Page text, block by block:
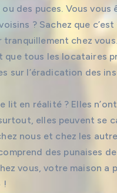
des puces. Vous
? Sachez que
chez
tous les locataires
sur l’éradication des
lit en réalité ? Elles
elles peuvent se
nous et chez les
des punaises
vous, votre maison a
!